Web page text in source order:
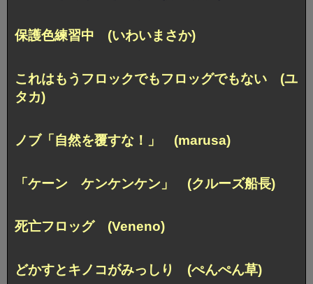
保護色練習中 (いわいまさか)
これはもうフロックでもフロッグでもない (ユ
タカ)
ノブ「自然を覆すな！」 (marusa)
「ケーン ケンケンケン」 (クルーズ船長)
死亡フロッグ (Veneno)
どかすとキノコがみっしり (ぺんぺん草)